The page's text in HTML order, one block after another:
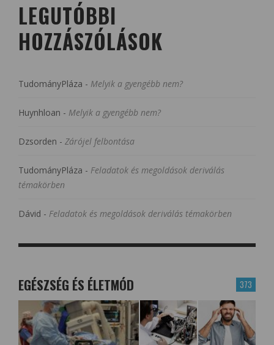
LEGUTÓBBI
HOZZÁSZÓLÁSOK
TudományPláza - Melyik a gyengébb nem?
Huynhloan - Melyik a gyengébb nem?
Dzsorden - Zárójel felbontása
TudományPláza - Feladatok és megoldások deriválás
témakörben
Dávid - Feladatok és megoldások deriválás témakörben
373
EGÉSZSÉG ÉS ÉLETMÓD